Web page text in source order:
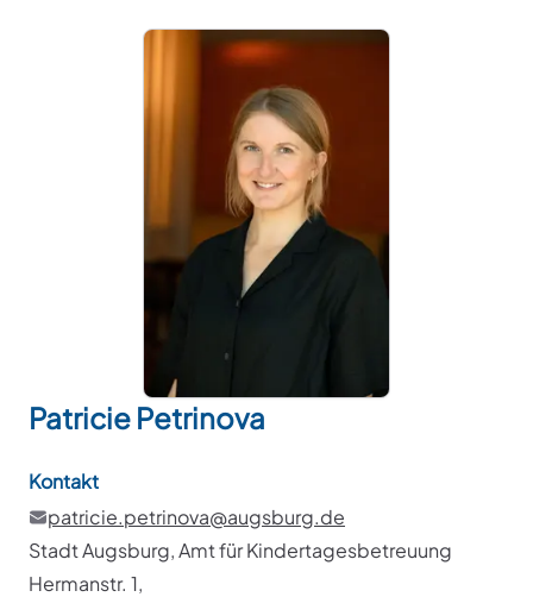
Patricie Petrinova
Kontakt
patricie.petrinova@augsburg.de
Stadt Augsburg, Amt für Kindertagesbetreuung
Hermanstr. 1,